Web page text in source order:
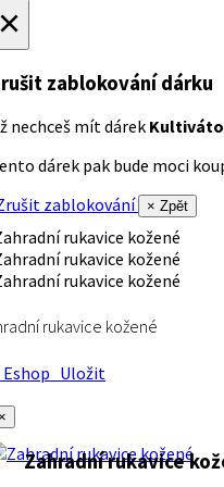
zablokování dárku
nechceš mít dárek
dárek pak bude moci
zablokování
× Zpět
rukavice kožené
Uložit
Zahradní rukavice